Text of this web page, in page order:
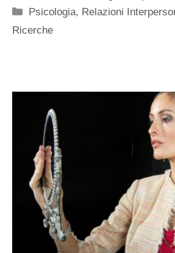
Categorie
Psicologia, Relazioni
Ricerche